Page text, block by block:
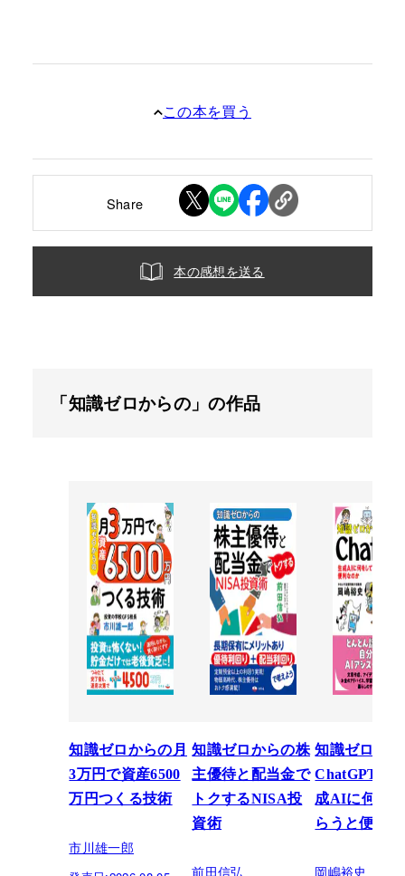
この本を買う
Share
本の感想を送る
「知識ゼロからの」の作品
知識ゼロからの月
3万円で資産6500
万円つくる技術
市川雄一郎
知識ゼロからの株
主優待と配当金で
トクするNISA投
資術
前田信弘
知識ゼロか
ChatGPT入
成AIに何を
らうと便利
岡嶋裕史